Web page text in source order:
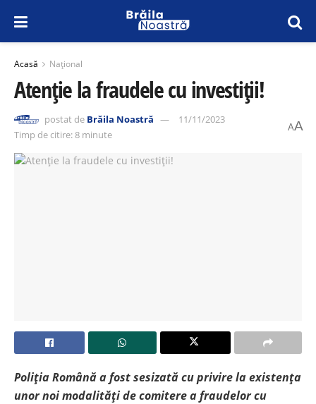
Acasă Național
Atenție la fraudele cu investiții!
postat de Brăila Noastră
11/11/2023
Timp de citire: 8 minute
AA
Poliția Română a fost sesizată cu privire la existența
unor noi modalități de comitere a fraudelor cu